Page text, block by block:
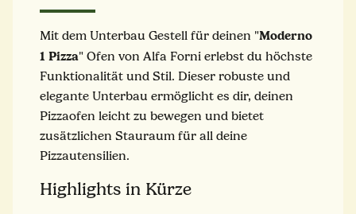
Mit dem Unterbau Gestell für deinen "Moderno
1 Pizza" Ofen von Alfa Forni erlebst du höchste
Funktionalität und Stil. Dieser robuste und
elegante Unterbau ermöglicht es dir, deinen
Pizzaofen leicht zu bewegen und bietet
zusätzlichen Stauraum für all deine
Pizzautensilien.
Highlights in Kürze